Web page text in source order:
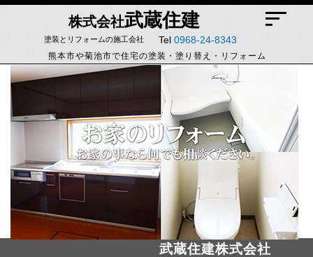
塗装とリフォームの施工会社
株式会社武蔵住建
熊本市や菊池市で住宅の塗装・塗り替え・リフォーム
Tel 0968-24-8343
武蔵住建株式会社